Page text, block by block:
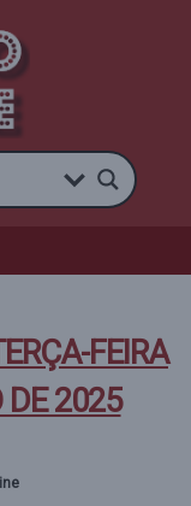
FEIRA
DE 2025